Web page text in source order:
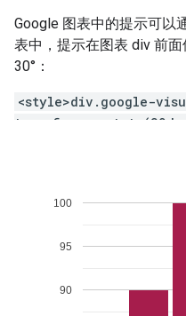
Google 图表中的提示可以
表中，提示在图表 div 前
30°：
<style>div.google-
transform: